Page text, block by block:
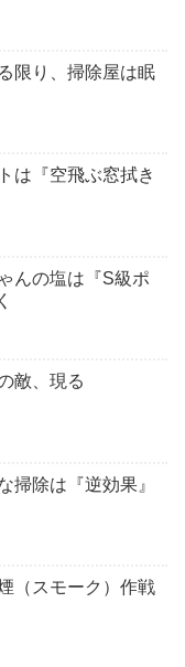
限り、掃除屋は眠
は『空飛ぶ窓拭き
んの塩は『S級ポ
敵、現る
掃除は『逆効果』
（スモーク）作戦